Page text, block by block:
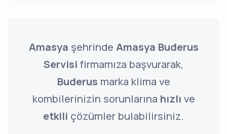
Amasya şehrinde Amasya Buderus
Servisi firmamıza başvurarak,
Buderus marka klima ve
kombilerinizin sorunlarına hızlı ve
etkili çözümler bulabilirsiniz.